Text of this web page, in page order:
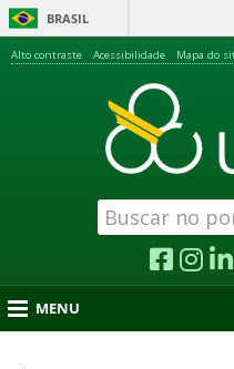
BRASIL
Alto contraste Acessibilidade Mapa do
MENU